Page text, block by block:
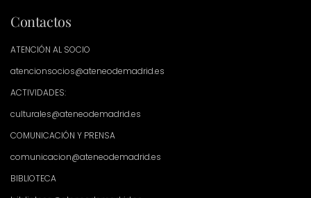
Contactos
ATENCIÓN AL SOCIO
atencionsocios@ateneodemadrid.es
ACTIVIDADES:
culturales@ateneodemadrid.es
COMUNICACIÓN Y PRENSA
comunicacion@ateneodemadrid.es
BIBLIOTECA